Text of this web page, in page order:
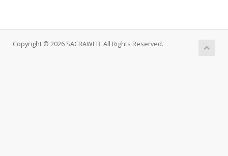
Copyright © 2026 SACRAWEB. All Rights Reserved.